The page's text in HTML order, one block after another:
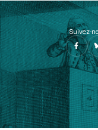
Suivez-